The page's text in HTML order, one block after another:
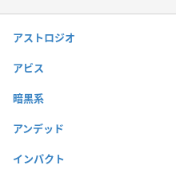
アストロジオ
アビス
暗黒系
アンデッド
インパクト